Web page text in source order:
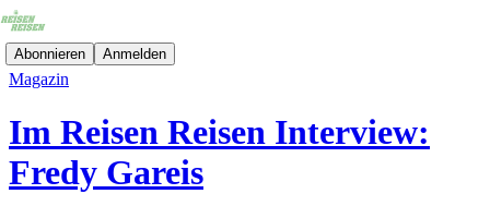
Abonnieren Anmelden
Magazin
Im Reisen Reisen Interview:
Fredy Gareis